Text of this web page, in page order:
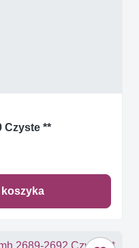
Czyste **